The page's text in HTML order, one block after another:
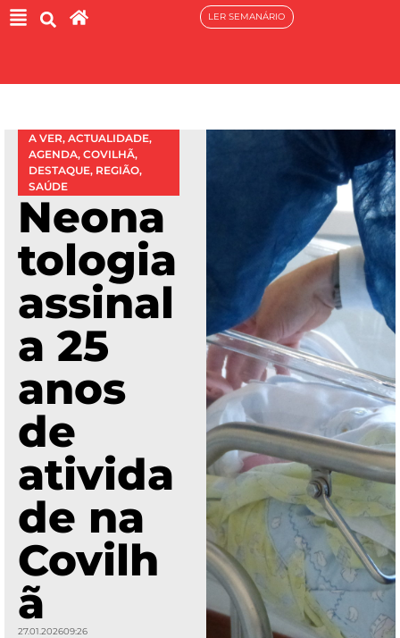
LER SEMANÁRIO
A VER, ACTUALIDADE,
AGENDA, COVILHÃ,
DESTAQUE, REGIÃO,
SAÚDE
Neona
tologia
assinal
a 25
anos
de
ativida
de na
Covilh
ã
27.01.202609:26